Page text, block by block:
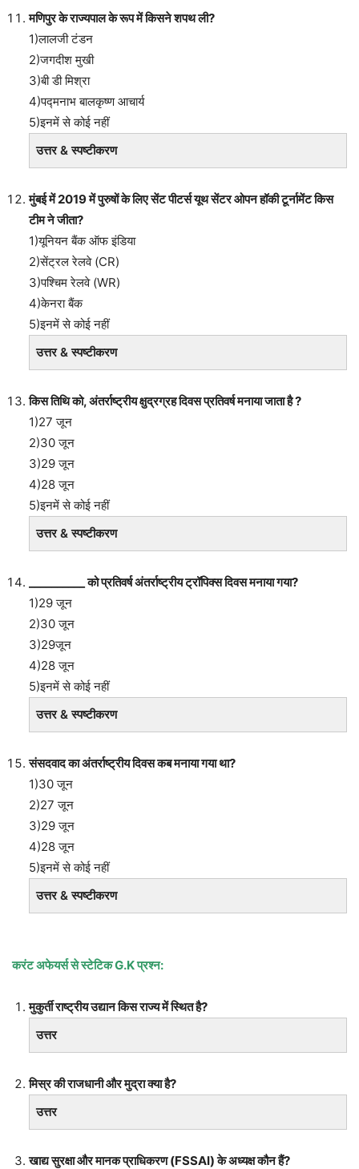
मणिपुर के राज्यपाल के रूप में किसने शपथ ली?
1)लालजी टंडन
2)जगदीश मुखी
3)बी डी मिश्रा
4)पद्मनाभ बालकृष्ण आचार्य
5)इनमें से कोई नहीं
उत्तर & स्पष्टीकरण
मुंबई में 2019 में पुरुषों के लिए सेंट पीटर्स यूथ सेंटर ओपन हॉकी टूर्नामेंट किस
टीम ने जीता?
1)यूनियन बैंक ऑफ इंडिया
2)सेंट्रल रेलवे (CR)
3)पश्चिम रेलवे (WR)
4)केनरा बैंक
5)इनमें से कोई नहीं
उत्तर & स्पष्टीकरण
किस तिथि को, अंतर्राष्ट्रीय क्षुद्रग्रह दिवस प्रतिवर्ष मनाया जाता है ?
1)27 जून
2)30 जून
3)29 जून
4)28 जून
5)इनमें से कोई नहीं
उत्तर & स्पष्टीकरण
__________ को प्रतिवर्ष अंतर्राष्ट्रीय ट्रॉपिक्स दिवस मनाया गया?
1)29 जून
2)30 जून
3)29जून
4)28 जून
5)इनमें से कोई नहीं
उत्तर & स्पष्टीकरण
संसदवाद का अंतर्राष्ट्रीय दिवस कब मनाया गया था?
1)30 जून
2)27 जून
3)29 जून
4)28 जून
5)इनमें से कोई नहीं
उत्तर & स्पष्टीकरण
करंट अफेयर्स से स्टेटिकG.K प्रश्न:
मुकुर्ती राष्ट्रीय उद्यान किस राज्य में स्थित है?
उत्तर
मिस्र की राजधानी और मुद्रा क्या है?
उत्तर
खाद्य सुरक्षा और मानक प्राधिकरण (FSSAI) के अध्यक्ष कौन हैं?